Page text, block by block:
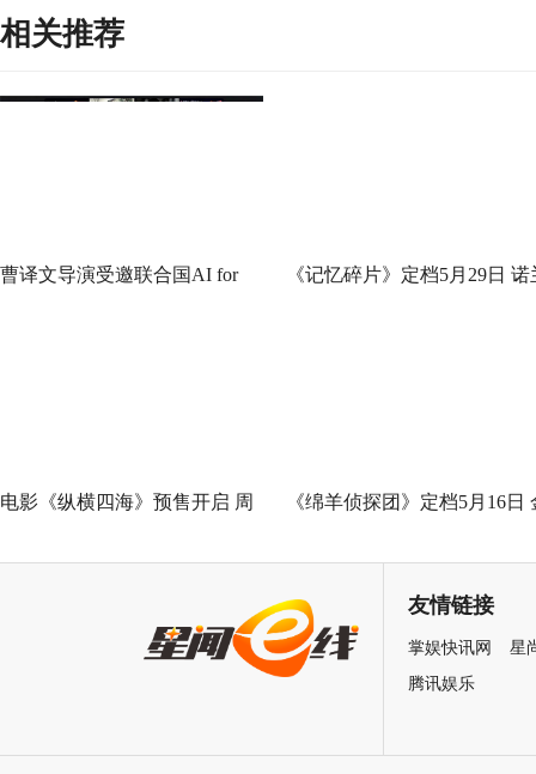
相关推荐
曹译文导演受邀联合国AI for 《记忆碎片》定档5月29日 诺
电影《纵横四海》预售开启 周 《绵羊侦探团》定档5月16日
友情链接
掌娱快讯网
星
腾讯娱乐